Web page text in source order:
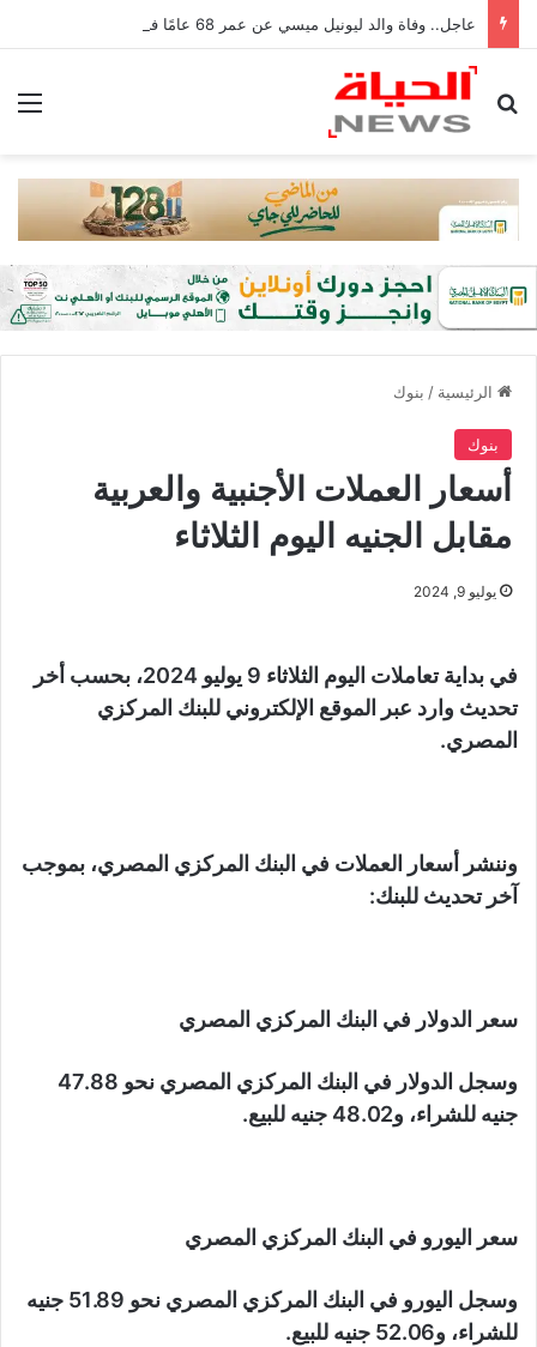
عاجل.. وفاة والد ليونيل ميسي عن عمر 68 عامًا في الأرجنتين
بحث عن
الرئيسية / بنوك
بنوك
أسعار العملات الأجنبية والعربية
مقابل الجنيه اليوم الثلاثاء
يوليو 9, 2024
في بداية تعاملات اليوم الثلاثاء 9 يوليو 2024، بحسب أخر
تحديث وارد عبر الموقع الإلكتروني للبنك المركزي
المصري.
وننشر أسعار العملات في البنك المركزي المصري، بموجب
آخر تحديث للبنك:
سعر الدولار في البنك المركزي المصري
وسجل الدولار في البنك المركزي المصري نحو 47.88
جنيه للشراء، و48.02 جنيه للبيع.
سعر اليورو في البنك المركزي المصري
وسجل اليورو في البنك المركزي المصري نحو 51.89 جنيه
للشراء، و52.06 جنيه للبيع.